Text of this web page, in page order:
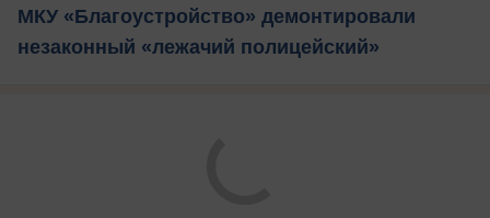
МКУ «Благоустройство» демонтировали
незаконный «лежачий полицейский»